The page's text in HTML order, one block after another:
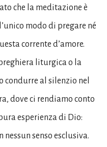
che la meditazione è
modo di pregare né
corrente d’amore.
liturgica o la
condurre al silenzio nel
dove ci rendiamo conto
esperienza di Dio:
senso esclusiva.